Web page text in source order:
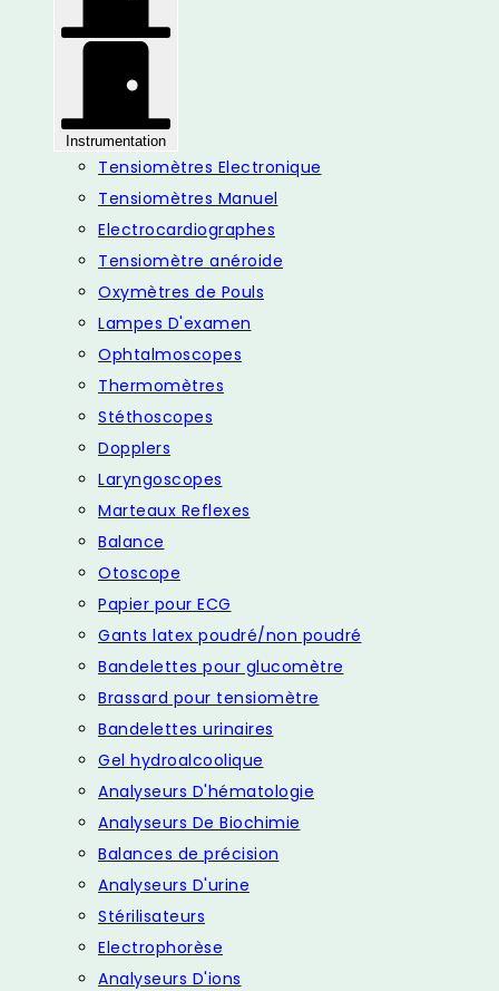
Instrumentation
Tensiomètres Electronique
Tensiomètres Manuel
Electrocardiographes
Tensiomètre anéroide
Oxymètres de Pouls
Lampes D'examen
Ophtalmoscopes
Thermomètres
Stéthoscopes
Dopplers
Laryngoscopes
Marteaux Reflexes
Balance
Otoscope
Papier pour ECG
Gants latex poudré/non poudré
Bandelettes pour glucomètre
Brassard pour tensiomètre
Bandelettes urinaires
Gel hydroalcoolique
Analyseurs D'hématologie
Analyseurs De Biochimie
Balances de précision
Analyseurs D'urine
Stérilisateurs
Electrophorèse
Analyseurs D'ions